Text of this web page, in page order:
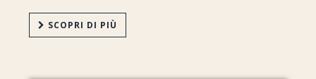
SCOPRI DI PIÙ